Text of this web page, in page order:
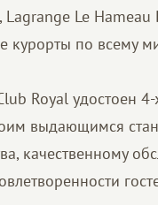
Lagrange Le Hameau
курорты по всему
Royal удостоен 4-
выдающимся
качественному